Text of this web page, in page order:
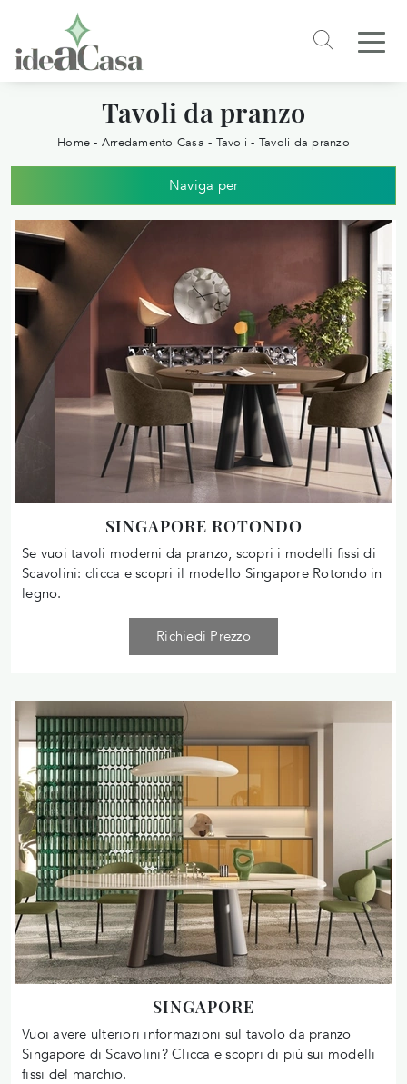
Tavoli da pranzo
Home - Arredamento Casa - Tavoli - Tavoli da pranzo
Naviga per
SINGAPORE ROTONDO
Se vuoi tavoli moderni da pranzo, scopri i modelli fissi di
Scavolini: clicca e scopri il modello Singapore Rotondo in
legno.
Richiedi Prezzo
SINGAPORE
Vuoi avere ulteriori informazioni sul tavolo da pranzo
Singapore di Scavolini? Clicca e scopri di più sui modelli
fissi del marchio.